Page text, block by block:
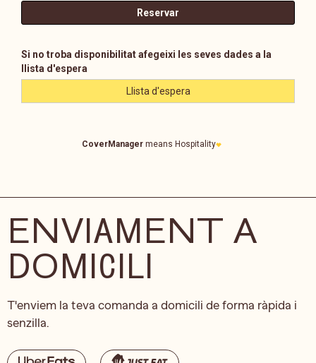
ENVIAMENT A
DOMICILI
T'enviem la teva comanda a domicili de forma ràpida i
senzilla.